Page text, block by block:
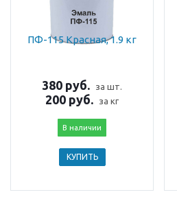
ПФ-115 Красная, 1.9 кг
380 руб. за шт.
200 руб. за кг
В наличии
КУПИТЬ